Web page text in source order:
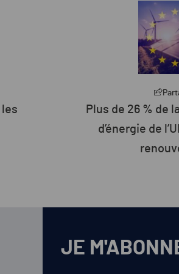
les
Plus de 26 % de
d’énergie de
JE